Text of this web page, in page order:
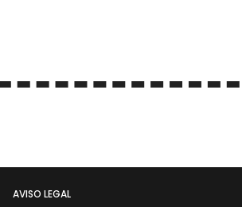
AVISO LEGAL